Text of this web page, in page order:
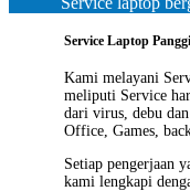
Service Laptop
Kami melayani
meliputi Service
dari virus, debu
Office, Games,
Setiap pengerjaan
kami lengkapi